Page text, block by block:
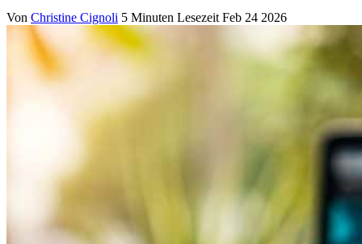
Von Christine Cignoli 5 Minuten Lesezeit Feb 24 2026